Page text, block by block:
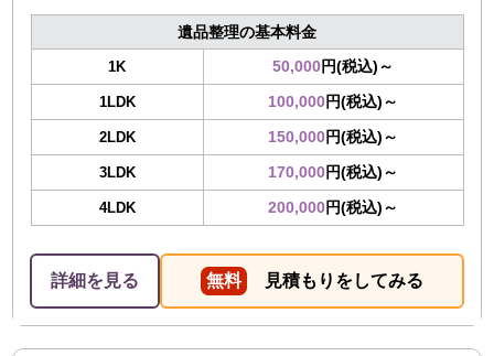
遺品整理の基本料金
1K 50,000円(税込)～
1LDK 100,000円(税込)～
2LDK 150,000円(税込)～
3LDK 170,000円(税込)～
4LDK 200,000円(税込)～
詳細を見る 無料 見積もりをしてみる